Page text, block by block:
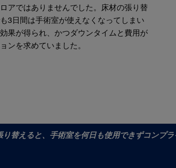
アではありませんでした。床材の張り替
3日間は手術室が使えなくなってしまい
果が得られ、かつダウンタイムと費用が
ンを求めていました。
り替えると、手術室を何日も使用できずコン